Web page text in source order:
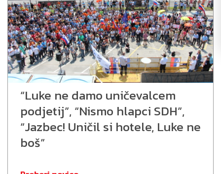
“Luke ne damo uničevalcem
podjetij”, “Nismo hlapci SDH”,
“Jazbec! Uničil si hotele, Luke ne
boš”